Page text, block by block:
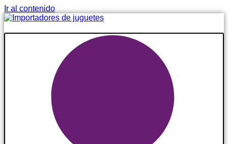
Ir al contenido